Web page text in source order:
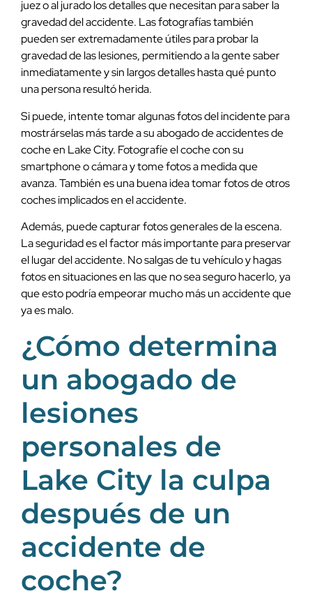
juez o al jurado los detalles que necesitan para saber la
gravedad del accidente. Las fotografías también
pueden ser extremadamente útiles para probar la
gravedad de las lesiones, permitiendo a la gente saber
inmediatamente y sin largos detalles hasta qué punto
una persona resultó herida.
Si puede, intente tomar algunas fotos del incidente para
mostrárselas más tarde a su abogado de accidentes de
coche en Lake City. Fotografíe el coche con su
smartphone o cámara y tome fotos a medida que
avanza. También es una buena idea tomar fotos de otros
coches implicados en el accidente.
Además, puede capturar fotos generales de la escena.
La seguridad es el factor más importante para preservar
el lugar del accidente. No salgas de tu vehículo y hagas
fotos en situaciones en las que no sea seguro hacerlo, ya
que esto podría empeorar mucho más un accidente que
ya es malo.
¿Cómo determina
un abogado de
lesiones
personales de
Lake City la culpa
después de un
accidente de
coche?